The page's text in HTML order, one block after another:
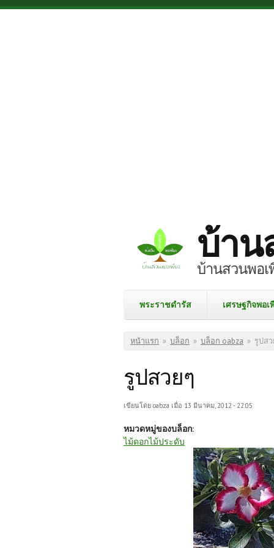
Skip to main content
บ้าน
บ้านสวนพอเ
พระราชดำรัส เศรษฐกิจพอเ
คุณอยู่ที่นี่
หน้าแรก » บล็อก » บล็อก oabza » รูปส
รูปสวยๆ
เขียนโดย oabza เมื่อ 13 มีนาคม, 2012 - 22:05
หมวดหมู่ของบล็อก:
ไม้ดอกไม้ประดับ